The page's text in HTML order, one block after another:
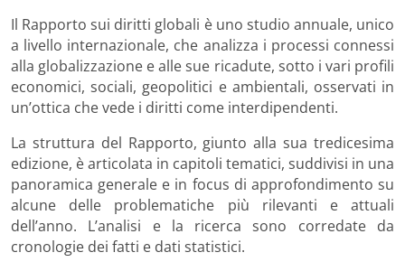
Il Rapporto sui diritti globali è uno studio annuale, unico
a livello internazionale, che analizza i processi connessi
alla globalizzazione e alle sue ricadute, sotto i vari profili
economici, sociali, geopolitici e ambientali, osservati in
un’ottica che vede i diritti come interdipendenti.
La struttura del Rapporto, giunto alla sua tredicesima
edizione, è articolata in capitoli tematici, suddivisi in una
panoramica generale e in focus di approfondimento su
alcune delle problematiche più rilevanti e attuali
dell’anno. L’analisi e la ricerca sono corredate da
cronologie dei fatti e dati statistici.